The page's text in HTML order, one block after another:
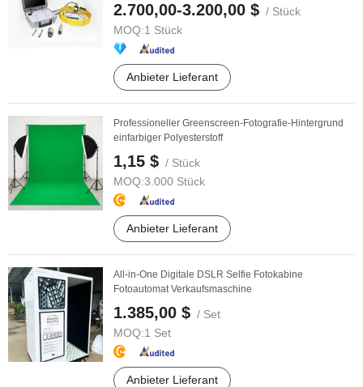
2.700,00-3.200,00 $ / Stück
MOQ:1 Stück
Anbieter Lieferant
Professioneller Greenscreen-Fotografie-Hintergrund
einfarbiger Polyesterstoff
1,15 $ / Stück
MOQ:3.000 Stück
Anbieter Lieferant
All-in-One Digitale DSLR Selfie Fotokabine
Fotoautomat Verkaufsmaschine
1.385,00 $ / Set
MOQ:1 Set
Anbieter Lieferant